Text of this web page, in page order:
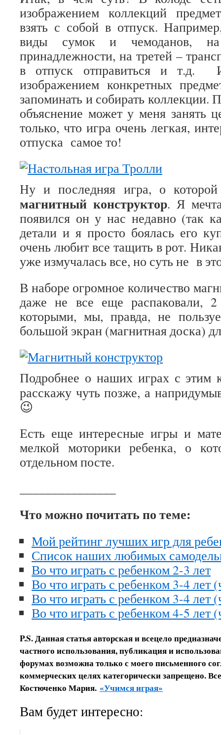
изображением коллекций
взять с собой в отпуск.
виды сумок и чемоданов,
принадлежности, на третей –
в отпуск отправиться и т.д.
изображением конкретных
запоминать и собирать коллекции.
объяснение может у меня занять
только, что игра очень легкая,
отпуска самое то!
Ну и последняя игра, о
магнитный конструктор. Я
появился он у нас недавно (так
детали и я просто боялась его
очень любит все тащить в рот.
уже измучалась все, но суть не в
В наборе огромное количество
даже не все еще распаковали,
которыми, мы, правда, не
большой экран (магнитная доска)
Подробнее о наших играх с этим
расскажу чуть позже, а
😉
Есть еще интересные игры и
мелкой моторики ребенка, о
отдельном посте.
Что можно почитать по теме:
Мой рейтинг лучших игр для
Список наших любимых
Во что играть с ребенком 2-3 лет
Во что играть с ребенком 3-4 лет
Во что играть с ребенком 3-4 лет
Во что играть с ребенком 4-5 лет
P.S. Данная статья авторская и всецело
частного использования, публикация и
форумах возможна только с моего письменного
коммерческих целях категорически запрещено.
Костюченко Мария. «Учимся играя»
Вам будет интересно: